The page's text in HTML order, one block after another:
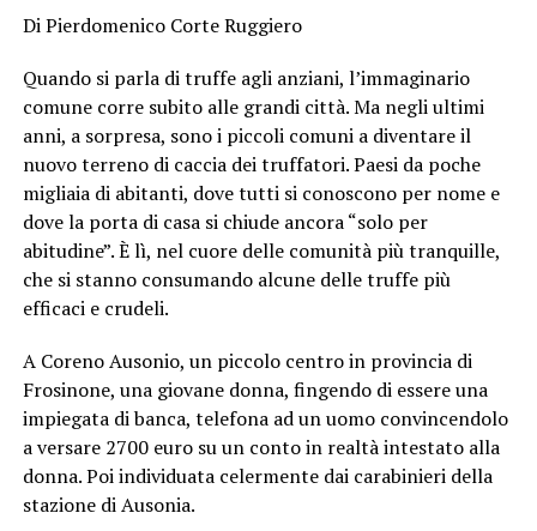
Di Pierdomenico Corte Ruggiero
Quando si parla di truffe agli anziani, l’immaginario
comune corre subito alle grandi città. Ma negli ultimi
anni, a sorpresa, sono i piccoli comuni a diventare il
nuovo terreno di caccia dei truffatori. Paesi da poche
migliaia di abitanti, dove tutti si conoscono per nome e
dove la porta di casa si chiude ancora “solo per
abitudine”. È lì, nel cuore delle comunità più tranquille,
che si stanno consumando alcune delle truffe più
efficaci e crudeli.
A Coreno Ausonio, un piccolo centro in provincia di
Frosinone, una giovane donna, fingendo di essere una
impiegata di banca, telefona ad un uomo convincendolo
a versare 2700 euro su un conto in realtà intestato alla
donna. Poi individuata celermente dai carabinieri della
stazione di Ausonia.